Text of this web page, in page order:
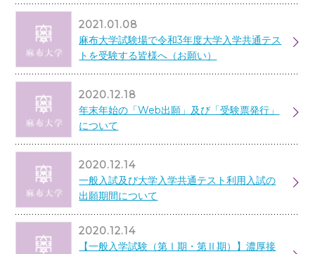
2021.01.08
麻布大学試験場で令和3年度大学入学共通テス
トを受験する皆様へ（お願い）
2020.12.18
年末年始の「Web出願」及び「受験票発行」
について
2020.12.14
一般入試及び大学入学共通テスト利用入試の
出願期間について
2020.12.14
【一般入学試験（第Ⅰ期・第Ⅱ期）】濃厚接